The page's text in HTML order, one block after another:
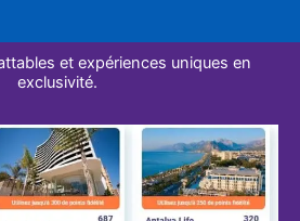
et expériences uniques en
exclusivité.